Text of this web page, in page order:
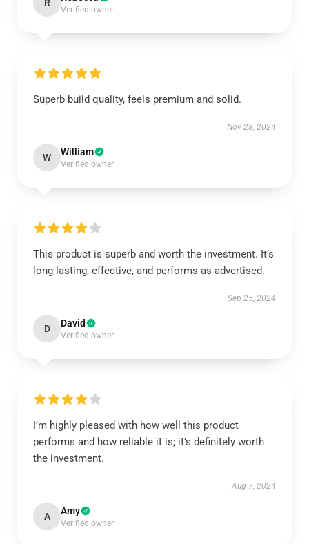
R
Verified owner
Superb build quality, feels premium and solid.
Nov 28, 2024
W William
Verified owner
This product is superb and worth the investment. It’s
long-lasting, effective, and performs as advertised.
Sep 25, 2024
D David
Verified owner
I’m highly pleased with how well this product
performs and how reliable it is; it’s definitely worth
the investment.
Aug 7, 2024
A Amy
Verified owner